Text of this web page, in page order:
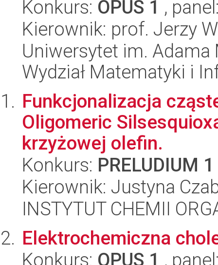
Konkurs: OPUS 1 ,
Kierownik: prof. Jerzy
Uniwersytet im.
Wydział Matematyki i
Funkcjonalizacja
Oligomeric
krzyżowej olefin.
Konkurs: PRELUDIUM 1
Kierownik: Justyna
INSTYTUT CHEMII
Elektrochemiczna
Konkurs: OPUS 1 ,